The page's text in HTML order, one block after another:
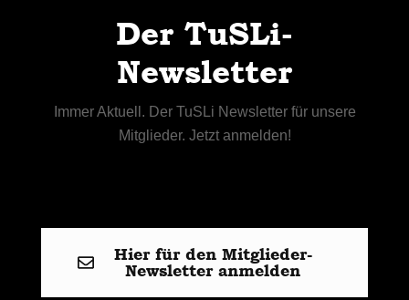
Der TuSLi-
Newsletter
Immer Aktuell. Der TuSLi Newsletter für unsere
Mitglieder. Jetzt anmelden!
Hier für den Mitglieder-
Newsletter anmelden